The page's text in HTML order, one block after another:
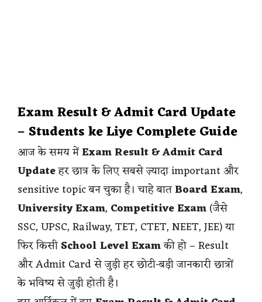
Exam Result & Admit Card Update
– Students ke Liye Complete Guide
आज के समय मेंExam Result & Admit Card
Updateहर छात्र के लिए सबसे ज़्यादा important और
sensitive topic बन चुका है। चाहे बातBoard Exam,
University Exam, Competitive Exam(जैसे
SSC, UPSC, Railway, TET, CTET, NEET, JEE) या
फिर किसीSchool Level Examकी हो – Result
और Admit Card से जुड़ी हर छोटी-बड़ी जानकारी छात्रों
के भविष्य से जुड़ी होती है।